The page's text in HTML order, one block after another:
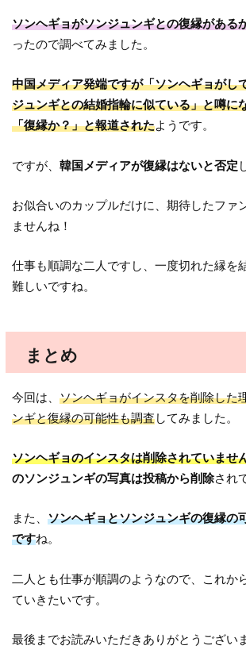
ソンヘギョがソンジュンギとの復縁がある
ったので調べてみました。
中国メディア発端ですが「ソンヘギョがし
ジュンギとの結婚指輪に似ている」と噂に
「復縁か？」と報道されたようです。
ですが、韓国メディアが復縁はないと否定
お似合いのカップルだけに、期待したファ
ませんね！
仕事も順調な二人ですし、一度切れた縁を
難しいですね。
まとめ
今回は、ソンヘギョがインスタを削除した
ンギと復縁の可能性も調査してみました。
ソンヘギョのインスタは削除されていませ
のソンジュンギの写真は投稿から削除され
また、ソンヘギョとソンジュンギの復縁の
ですね。
二人とも仕事が順調のようなので、これか
ていきたいです。
最後までお読みいただきありがとうござい